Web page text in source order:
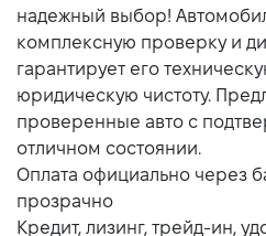
надежный выбор!
комплексную проверку и
гарантирует его
юридическую чистоту.
проверенные авто с
отличном состоянии.
Оплата официально через
прозрачно
Кредит, лизинг, трейд-ин,